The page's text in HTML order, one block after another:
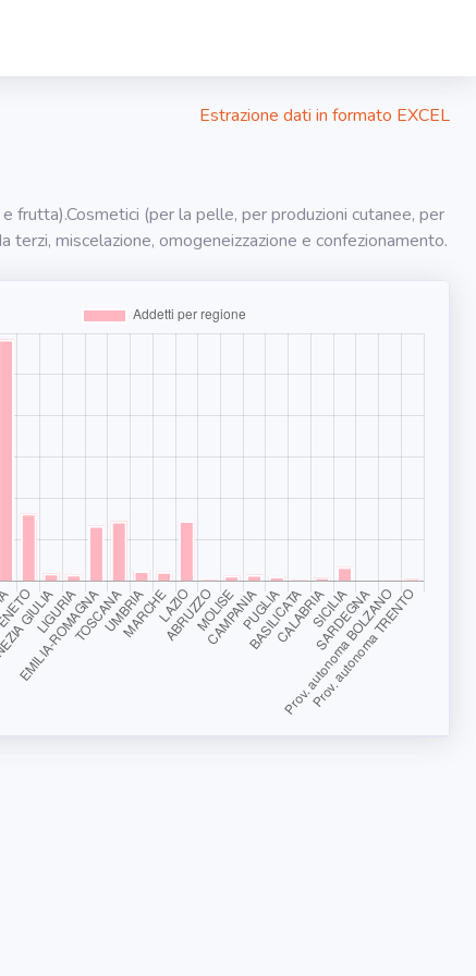
Estrazione dati in formato EXCEL
frutta).Cosmetici (per la pelle, per produzioni cutanee, per
miscelazione, omogeneizzazione e confezionamento.